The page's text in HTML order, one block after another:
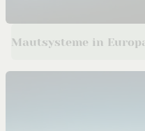
Mautsysteme in